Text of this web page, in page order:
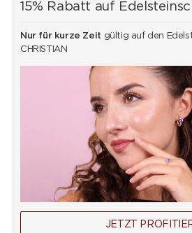
15% Rabatt auf
Nur für kurze Zeit gültig auf den
CHRISTIAN
JETZT